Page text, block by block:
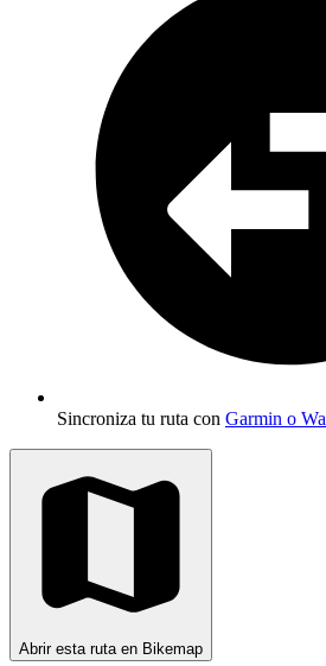
Sincroniza tu ruta con Garmin o
Abrir esta ruta en Bikemap